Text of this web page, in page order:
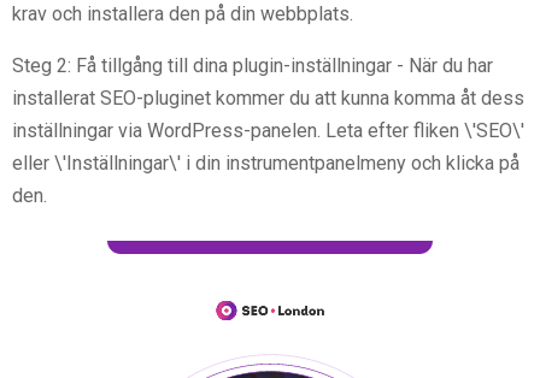
krav och installera den på din webbplats.
Steg 2: Få tillgång till dina plugin-inställningar - När du har
installerat SEO-pluginet kommer du att kunna komma åt dess
inställningar via WordPress-panelen. Leta efter fliken \'SEO\'
eller \'Inställningar\' i din instrumentpanelmeny och klicka på
den.